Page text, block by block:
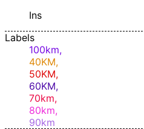
Ins
Labels
100km,
40KM,
50KM,
60KM,
70km,
80km,
90km